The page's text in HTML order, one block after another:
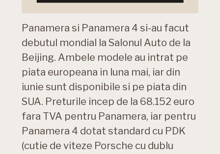
Panamera si Panamera 4 si-au facut
debutul mondial la Salonul Auto de la
Beijing. Ambele modele au intrat pe
piata europeana in luna mai, iar din
iunie sunt disponibile si pe piata din
SUA. Preturile incep de la 68.152 euro
fara TVA pentru Panamera, iar pentru
Panamera 4 dotat standard cu PDK
(cutie de viteze Porsche cu dublu